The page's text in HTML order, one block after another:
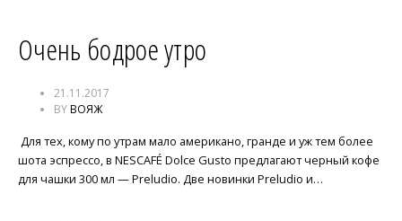
Очень бодрое утро
21.11.2017
BYВОЯЖ
Для тех, кому по утрам мало американо, гранде и уж тем более
шота эспрессо, в NESCAFÉ Dolce Gusto предлагают черный кофе
для чашки 300 мл — Preludio. Две новинки Preludio и…